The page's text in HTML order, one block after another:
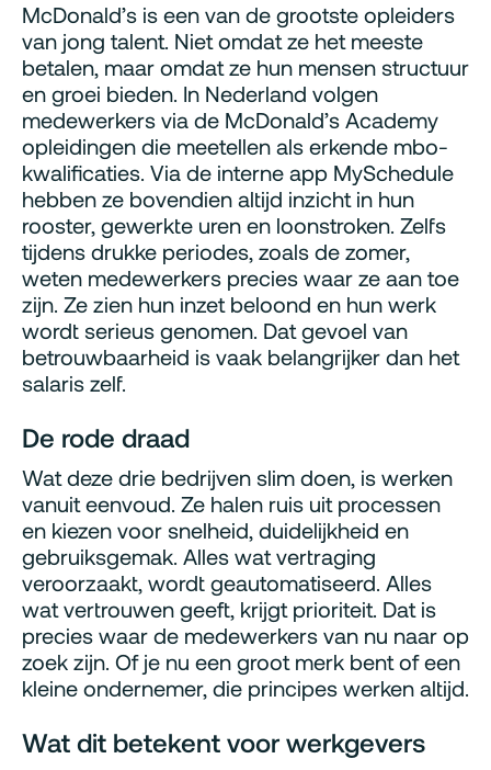
McDonald’s is een van de grootste opleiders
van jong talent. Niet omdat ze het meeste
betalen, maar omdat ze hun mensen structuur
en groei bieden. In Nederland volgen
medewerkers via de McDonald’s Academy
opleidingen die meetellen als erkende mbo-
kwalificaties. Via de interne app MySchedule
hebben ze bovendien altijd inzicht in hun
rooster, gewerkte uren en loonstroken. Zelfs
tijdens drukke periodes, zoals de zomer,
weten medewerkers precies waar ze aan toe
zijn. Ze zien hun inzet beloond en hun werk
wordt serieus genomen. Dat gevoel van
betrouwbaarheid is vaak belangrijker dan het
salaris zelf.
De rode draad
Wat deze drie bedrijven slim doen, is werken
vanuit eenvoud. Ze halen ruis uit processen
en kiezen voor snelheid, duidelijkheid en
gebruiksgemak. Alles wat vertraging
veroorzaakt, wordt geautomatiseerd. Alles
wat vertrouwen geeft, krijgt prioriteit. Dat is
precies waar de medewerkers van nu naar op
zoek zijn. Of je nu een groot merk bent of een
kleine ondernemer, die principes werken altijd.
Wat dit betekent voor werkgevers